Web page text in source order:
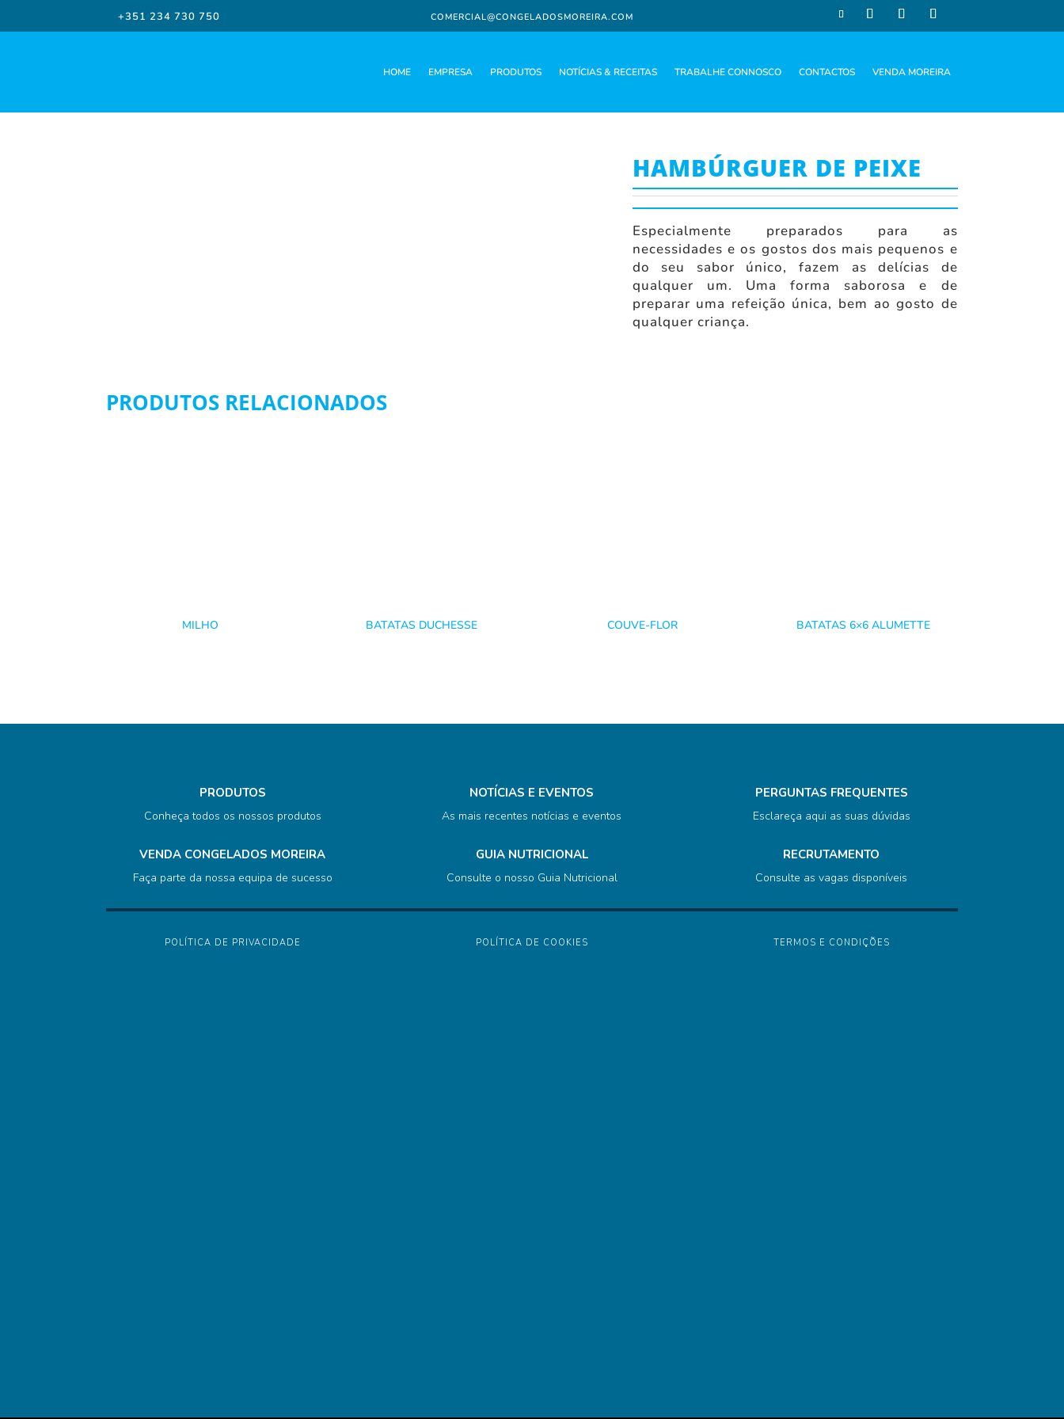
+351 234 730 750 COMERCIAL@CONGELADOSMOREIRA.COM
HOME EMPRESA PRODUTOS NOTÍCIAS & RECEITAS TRABALHE CONNOSCO CONTACTOS VENDA MOREIRA
HAMBÚRGUER DE PEIXE
Especialmente preparados para as
necessidades e os gostos dos mais pequenos e
do seu sabor único, fazem as delícias de
qualquer um. Uma forma saborosa e de
preparar uma refeição única, bem ao gosto de
qualquer criança.
PRODUTOS RELACIONADOS
MILHO BATATAS DUCHESSE COUVE-FLOR BATATAS 6×6 ALUMETTE
PRODUTOS
Conheça todos os nossos produtos
VENDA CONGELADOS MOREIRA
Faça parte da nossa equipa de sucesso
NOTÍCIAS E EVENTOS
As mais recentes notícias e eventos
GUIA NUTRICIONAL
Consulte o nosso Guia Nutricional
PERGUNTAS FREQUENTES
Esclareça aqui as suas dúvidas
RECRUTAMENTO
Consulte as vagas disponíveis
POLÍTICA DE PRIVACIDADE POLÍTICA DE COOKIES TERMOS E CONDIÇÕES